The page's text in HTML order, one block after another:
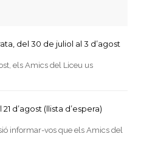
del 30 de juliol al 3 d’agost
els Amics del Liceu us
d’agost (llista d’espera)
informar-vos que els Amics del